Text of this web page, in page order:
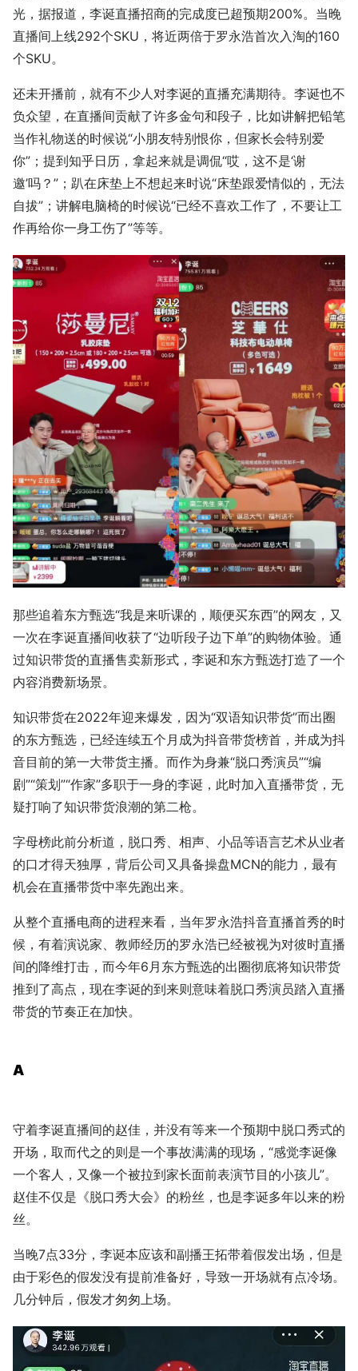
光，据报道，李诞直播招商的完成度已超预期200%。当晚
直播间上线292个SKU，将近两倍于罗永浩首次入淘的160
个SKU。
还未开播前，就有不少人对李诞的直播充满期待。李诞也不
负众望，在直播间贡献了许多金句和段子，比如讲解把铅笔
当作礼物送的时候说“小朋友特别恨你，但家长会特别爱
你”；提到知乎日历，拿起来就是调侃“哎，这不是‘谢
邀’吗？”；趴在床垫上不想起来时说“床垫跟爱情似的，无法
自拔”；讲解电脑椅的时候说“已经不喜欢工作了，不要让工
作再给你一身工伤了”等等。
那些追着东方甄选“我是来听课的，顺便买东西”的网友，又
一次在李诞直播间收获了“边听段子边下单”的购物体验。通
过知识带货的直播售卖新形式，李诞和东方甄选打造了一个
内容消费新场景。
知识带货在2022年迎来爆发，因为“双语知识带货”而出圈
的东方甄选，已经连续五个月成为抖音带货榜首，并成为抖
音目前的第一大带货主播。而作为身兼“脱口秀演员”“编
剧”“策划”“作家”多职于一身的李诞，此时加入直播带货，无
疑打响了知识带货浪潮的第二枪。
字母榜此前分析道，脱口秀、相声、小品等语言艺术从业者
的口才得天独厚，背后公司又具备操盘MCN的能力，最有
机会在直播带货中率先跑出来。
从整个直播电商的进程来看，当年罗永浩抖音直播首秀的时
候，有着演说家、教师经历的罗永浩已经被视为对彼时直播
间的降维打击，而今年6月东方甄选的出圈彻底将知识带货
推到了高点，现在李诞的到来则意味着脱口秀演员踏入直播
带货的节奏正在加快。
A
守着李诞直播间的赵佳，并没有等来一个预期中脱口秀式的
开场，取而代之的则是一个事故满满的现场，“感觉李诞像
一个客人，又像一个被拉到家长面前表演节目的小孩儿”。
赵佳不仅是《脱口秀大会》的粉丝，也是李诞多年以来的粉
丝。
当晚7点33分，李诞本应该和副播王拓带着假发出场，但是
由于彩色的假发没有提前准备好，导致一开场就有点冷场。
几分钟后，假发才匆匆上场。